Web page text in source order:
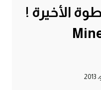
الأخيرة !
#54 |